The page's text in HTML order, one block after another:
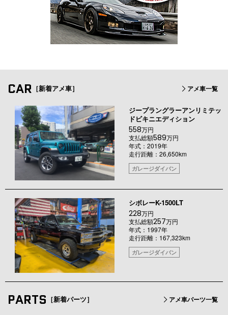
CAR ［新着アメ車］ アメ車一覧
ジープラングラーアンリミテッ
ドビキニエディション
558万円
支払総額589万円
年式：2019年
走行距離：26,650km
ガレージダイバン
シボレーK-1500LT
228万円
支払総額257万円
年式：1997年
走行距離：167,323km
ガレージダイバン
PARTS ［新着パーツ］ アメ車パーツ一覧